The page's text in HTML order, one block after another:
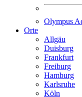
Olympus
Orte
Allgäu
Duisburg
Frankfurt
Freiburg
Hamburg
Karlsruhe
Köln